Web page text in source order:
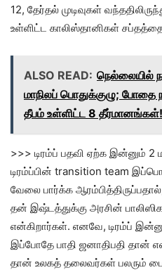
12, தேர்தல் முடிவுகள்
உள்ளிட்ட காலிஸ்தானிகள்
ALSO READ: நெல்லையில்
மாநிலப் பொதுக்குழு; போதை
தீபம் உள்ளிட்ட 8 தீர்மானங்கள்!
>>> டிரம்ப் பதவி ஏற்க இன்னும் 2
டிரம்ப்பின் transition team
வேலை பார்க்க
தன் இஷ்டத்துக்கு அரசின்
என்கிறார்கள். எனவே, டிரம்ப்
இப்போதே பாதி ஜனாதிபதி தான்
தான் உலகத் தலைவர்கள் பலரும்